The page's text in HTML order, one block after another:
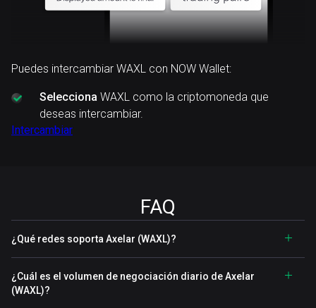
Puedes intercambiar WAXL con NOW Wallet:
Selecciona WAXL como la criptomoneda que
deseas intercambiar.
Intercambiar
FAQ
¿Qué redes soporta Axelar (WAXL)?
¿Cuál es el volumen de negociación diario de Axelar
(WAXL)?